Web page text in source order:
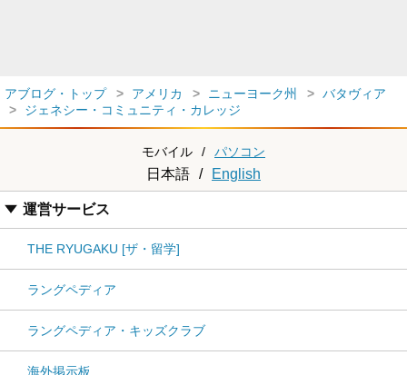
アブログ・トップ アメリカ ニューヨーク州
バタヴィア
ジェネシー・コミュニティ・カレッジ
モバイル / パソコン
日本語 / English
運営サービス
THE RYUGAKU [ザ・留学]
ラングペディア
ラングペディア・キッズクラブ
海外掲示板